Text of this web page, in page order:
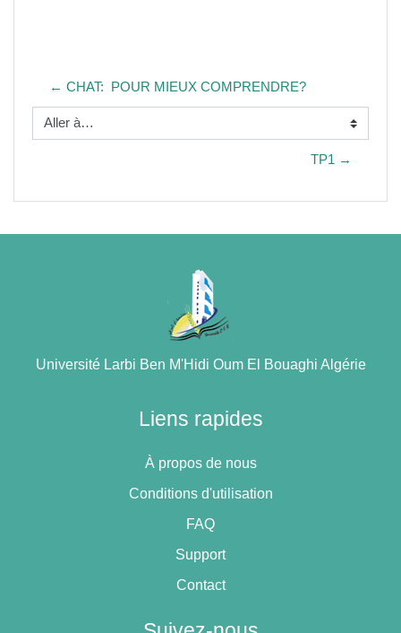
← CHAT:  POUR MIEUX COMPRENDRE?
Aller à…
TP1 →
Université Larbi Ben M'Hidi Oum El Bouaghi Algérie
Liens rapides
À propos de nous
Conditions d'utilisation
FAQ
Support
Contact